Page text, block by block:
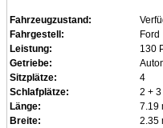
Fahrzeugzustand:
Fahrgestell:
Ford
Leistung:
130
Getriebe:
Sitzplätze:
4
Schlafplätze:
2 + 3
Länge:
7.19
Breite:
2.35